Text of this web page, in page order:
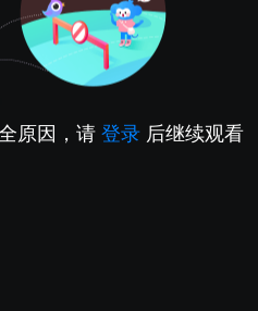
原因，请 登录 后继续观看